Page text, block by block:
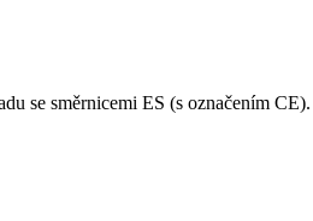
se směrnicemi ES (s označením